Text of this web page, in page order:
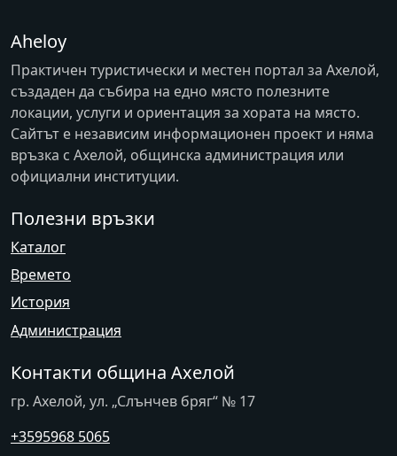
Aheloy
Практичен туристически и местен портал за Ахелой,
създаден да събира на едно място полезните
локации, услуги и ориентация за хората на място.
Сайтът е независим информационен проект и няма
връзка с Ахелой, общинска администрация или
официални институции.
Полезни връзки
Каталог
Времето
История
Администрация
Контакти община Ахелой
гр. Ахелой, ул. „Слънчев бряг“ № 17
+3595968 5065